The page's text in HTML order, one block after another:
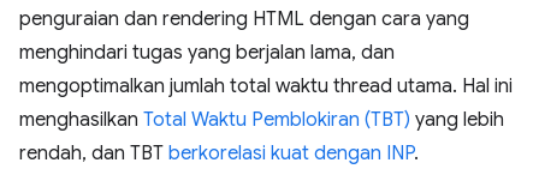
penguraian dan rendering HTML dengan cara yang
menghindari tugas yang berjalan lama, dan
mengoptimalkan jumlah total waktu thread utama. Hal ini
menghasilkan Total Waktu Pemblokiran (TBT) yang lebih
rendah, dan TBT berkorelasi kuat dengan INP.